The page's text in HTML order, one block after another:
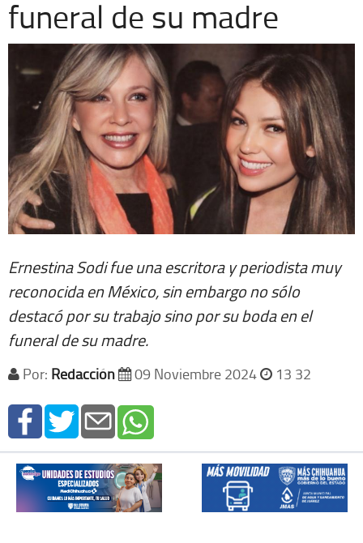
Espectáculos
Extra +
funeral de su madre
Ernestina Sodi fue una escritora y periodista muy
reconocida en México, sin embargo no sólo
destacó por su trabajo sino por su boda en el
funeral de su madre.
Por: Redacción 09 Noviembre 2024 13 32